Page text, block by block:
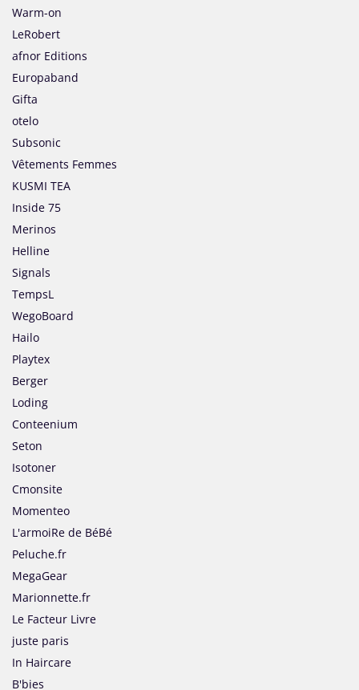
Warm-on
LeRobert
afnor Editions
Europaband
Gifta
otelo
Subsonic
Vêtements Femmes
KUSMI TEA
Inside 75
Merinos
Helline
Signals
TempsL
WegoBoard
Hailo
Playtex
Berger
Loding
Conteenium
Seton
Isotoner
Cmonsite
Momenteo
L'armoiRe de BéBé
Peluche.fr
MegaGear
Marionnette.fr
Le Facteur Livre
juste paris
In Haircare
B'bies